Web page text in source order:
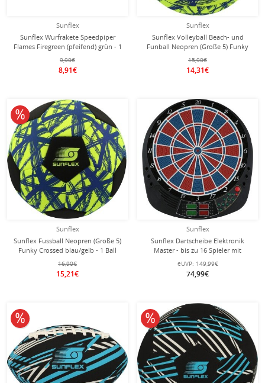
Sunflex
Sunflex Wurfrakete Speedpiper
Flames Firegreen (pfeifend) grün - 1
Stück
9,90€
8,91€
Sunflex
Sunflex Volleyball Beach- und
Funball Neopren (Große 5) Funky
Crossed gelb - 1 Ball
15,90€
14,31€
Sunflex
Sunflex Fussball Neopren (Große 5)
Funky Crossed blau/gelb - 1 Ball
16,90€
15,21€
10% reduziert
Sunflex
Sunflex Dartscheibe Elektronik
Master - bis zu 16 Spieler mit
Turniermaß, 12 Darts, 27 Spiele mit
124 Variationen - 1 Stück
eUVP: 149,99€
74,99€
10% reduziert 10% reduziert